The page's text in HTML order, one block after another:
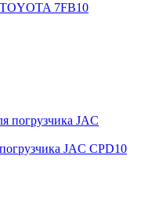
7FB10
JAC CPD10